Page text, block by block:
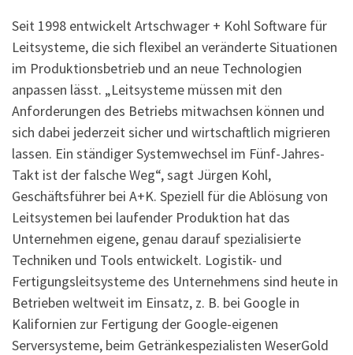
Seit 1998 entwickelt Artschwager + Kohl Software für
Leitsysteme, die sich flexibel an veränderte Situationen
im Produktionsbetrieb und an neue Technologien
anpassen lässt. „Leitsysteme müssen mit den
Anforderungen des Betriebs mitwachsen können und
sich dabei jederzeit sicher und wirtschaftlich migrieren
lassen. Ein ständiger Systemwechsel im Fünf-Jahres-
Takt ist der falsche Weg“, sagt Jürgen Kohl,
Geschäftsführer bei A+K. Speziell für die Ablösung von
Leitsystemen bei laufender Produktion hat das
Unternehmen eigene, genau darauf spezialisierte
Techniken und Tools entwickelt. Logistik- und
Fertigungsleitsysteme des Unternehmens sind heute in
Betrieben weltweit im Einsatz, z. B. bei Google in
Kalifornien zur Fertigung der Google-eigenen
Serversysteme, beim Getränkespezialisten WeserGold